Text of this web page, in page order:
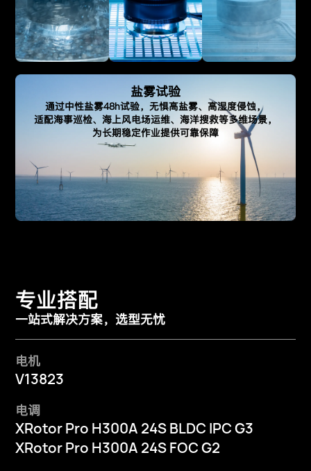
盐雾试验
通过中性盐雾48h试验，无惧高盐雾、高湿度侵蚀，
适配海事巡检、海上风电场运维、海洋搜救等多维场景，
为长期稳定作业提供可靠保障
专业搭配
一站式解决方案，选型无忧
电机
V13823
电调
XRotor Pro H300A 24S BLDC IPC G3
XRotor Pro H300A 24S FOC G2